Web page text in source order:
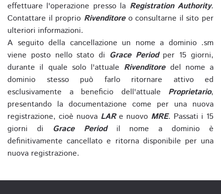
effettuare l'operazione presso la Registration Authority.
Contattare il proprio Rivenditoreo consultarne il sito per
ulteriori informazioni.
A seguito della cancellazione un nome a dominio .sm
viene posto nello stato di Grace Periodper 15 giorni,
durante il quale solo l'attuale Rivenditoredel nome a
dominio stesso può farlo ritornare attivo ed
esclusivamente a beneficio dell'attuale Proprietario,
presentando la documentazione come per una nuova
registrazione, cioè nuova LARe nuovo MRE. Passati i 15
giorni di Grace Periodil nome a dominio è
definitivamente cancellato e ritorna disponibile per una
nuova registrazione.